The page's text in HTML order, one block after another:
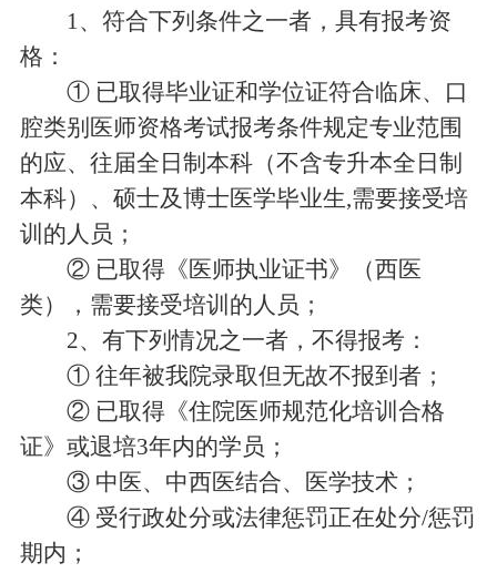
1、符合下列条件之一者，具有报考资
格：
① 已取得毕业证和学位证符合临床、口
腔类别医师资格考试报考条件规定专业范围
的应、往届全日制本科（不含专升本全日制
本科）、硕士及博士医学毕业生,需要接受培
训的人员；
② 已取得《医师执业证书》（西医
类），需要接受培训的人员；
2、有下列情况之一者，不得报考：
① 往年被我院录取但无故不报到者；
② 已取得《住院医师规范化培训合格
证》或退培3年内的学员；
③ 中医、中西医结合、医学技术；
④ 受行政处分或法律惩罚正在处分/惩罚
期内；